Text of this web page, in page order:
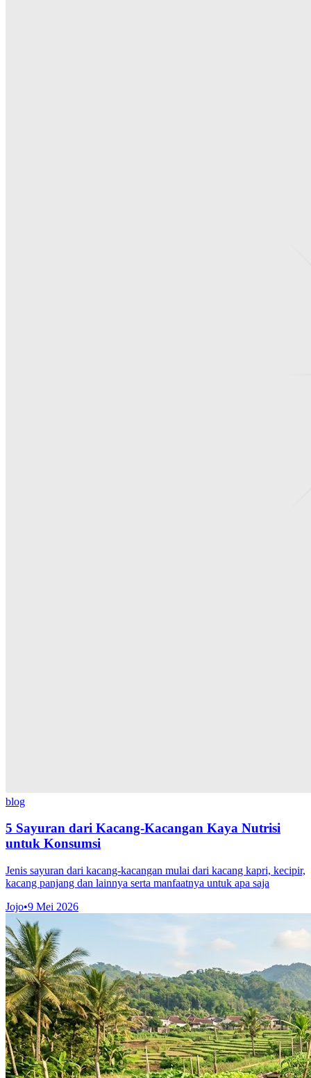
blog
5 Sayuran dari Kacang-Kacangan Kaya Nutrisi
untuk Konsumsi
Jenis sayuran dari kacang-kacangan mulai dari kacang kapri, kecipir,
kacang panjang dan lainnya serta manfaatnya untuk apa saja
Jojo•9 Mei 2026